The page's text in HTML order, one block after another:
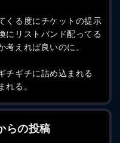
くる度にチケットの提示
にリストバンド配ってる
考えれば良いのに。
チギチに詰め込まれる
れる。
らの投稿